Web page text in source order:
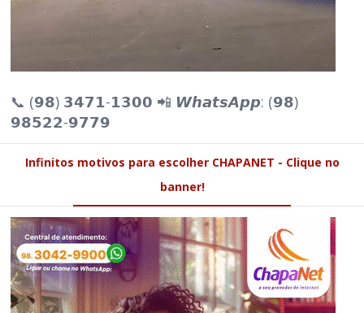
📞 (𝟵𝟴) 𝟯𝟰𝟳𝟭-𝟭𝟯𝟬𝟬 📲 𝙒𝙝𝙖𝙩𝙨𝘼𝙥𝙥: (𝟵𝟴)
𝟵𝟴𝟱𝟮𝟮-𝟵𝟳𝟳𝟵
Infinitos motivos para escolher CHAPANET - Clique no
banner!